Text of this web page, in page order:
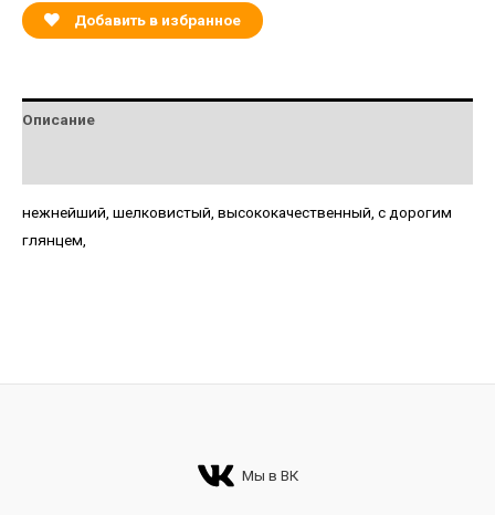
Добавить в избранное
Описание
нежнейший, шелковистый, высококачественный, с дорогим
глянцем,
Мы в ВК